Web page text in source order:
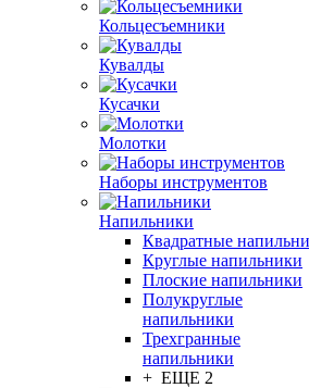
Кольцесъемники
Кувалды
Кусачки
Молотки
Наборы инструментов
Напильники
Квадратные
Круглые напильники
Плоские напильники
Полукруглые
напильники
Трехгранные
напильники
+ ЕЩЕ 2